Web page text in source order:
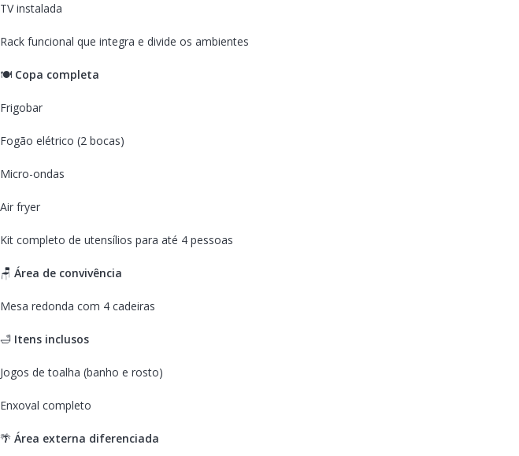
TV instalada
Rack funcional que integra e divide os ambientes
🍽️ Copa completa
Frigobar
Fogão elétrico (2 bocas)
Micro-ondas
Air fryer
Kit completo de utensílios para até 4 pessoas
🪑 Área de convivência
Mesa redonda com 4 cadeiras
🛁 Itens inclusos
Jogos de toalha (banho e rosto)
Enxoval completo
🌴 Área externa diferenciada